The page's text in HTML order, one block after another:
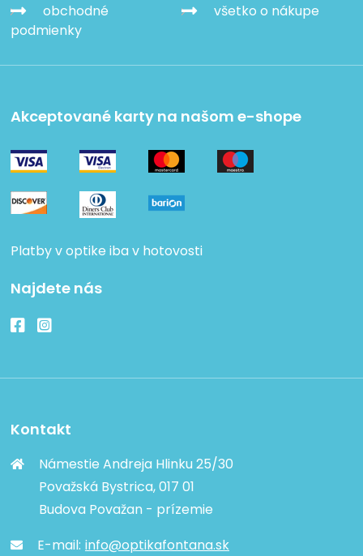
obchodné
podmienky
všetko o nákupe
Akceptované karty na našom e-shope
Platby v optike iba v hotovosti
Najdete nás
Kontakt
Námestie Andreja Hlinku 25/30
Považská Bystrica, 017 01
Budova Považan - prízemie
E-mail: info@optikafontana.sk